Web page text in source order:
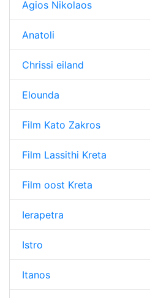
Agios Nikolaos
Anatoli
Chrissi eiland
Elounda
Film Kato Zakros
Film Lassithi Kreta
Film oost Kreta
Ierapetra
Istro
Itanos